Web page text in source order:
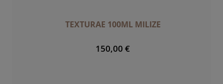
TEXTURAE 100ML MILIZE
150,00 €